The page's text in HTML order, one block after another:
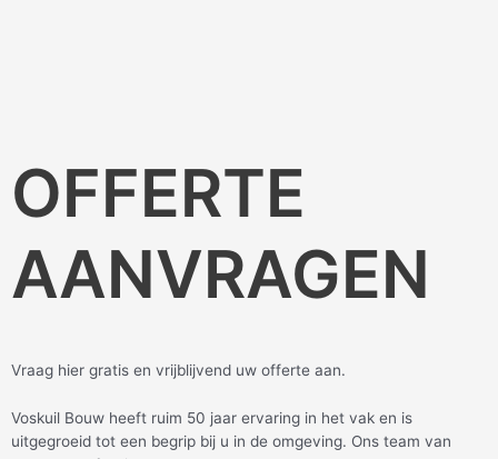
OFFERTE
AANVRAGEN
Vraag hier gratis en vrijblijvend uw offerte aan.
Voskuil Bouw heeft ruim 50 jaar ervaring in het vak en is
uitgegroeid tot een begrip bij u in de omgeving. Ons team van